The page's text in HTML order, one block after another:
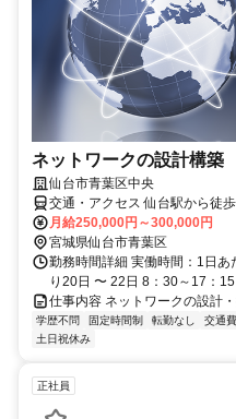
ネットワークの設計構築
仙台市青葉区中央
交通・アクセス 仙台駅から徒
月給250,000円～300,000円
宮城県仙台市青葉区
勤務時間詳細 実働時間：1日
り20日 〜 22日 8：30～17：15
仕事内容 ネットワークの設計
学歴不問 固定時間制 転勤なし 交通
土日祝休み
正社員